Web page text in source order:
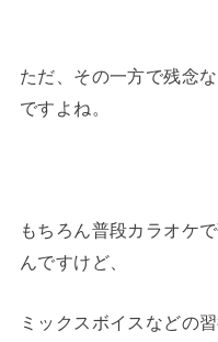
ただ、その一方で残念
ですよね。
もちろん普段カラオケ
んですけど、
ミックスボイスなどの